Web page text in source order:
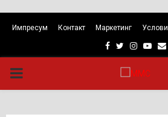
Импресум Контакт Маркетинг
Facebook
Twitter
PRIMARY